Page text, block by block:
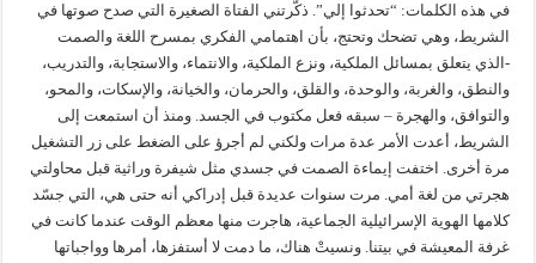
في هذه الكلمات: “تحدثوا إلي”. ذكّرتني الفتاة الصغيرة التي صدح صوتها في
الشريط، وهي تضحك وتحتج، بأن اهتمامي الفكري بمسرح اللغة والصمت
-الذي يتعلق بمسائل الملكية، ونزع الملكية، والانتماء، والاستجابة، والتدريب،
والنطق، والغربة، والوحدة، والقلق، والحرمان، والخيانة، والإسكات، والمحو،
والتوافق، والهجرة – سبقه فعل مكتوب في الجسد. ومنذ أن استمعت إلى
الشريط، أعدت الأمر عدة مرات ولكني لم أجرؤ على الضغط على زر التشغيل
مرة أخرى. اختفت إيماءة الصمت في جسدي مثل شيفرة وراثية قبل محاولتي
هجرتي من لغة أمي. مرت سنوات عديدة قبل إدراكي أنه حتى هي، التي جسّد
كلامها الهوية الإسرائيلية الجماعية، هاجرت منها معظم الوقت عندما كانت في
غرفة المعيشة في بيتنا. ونسيتْ هناك، ما دمت لا أستفزها، أمرها وواجباتها